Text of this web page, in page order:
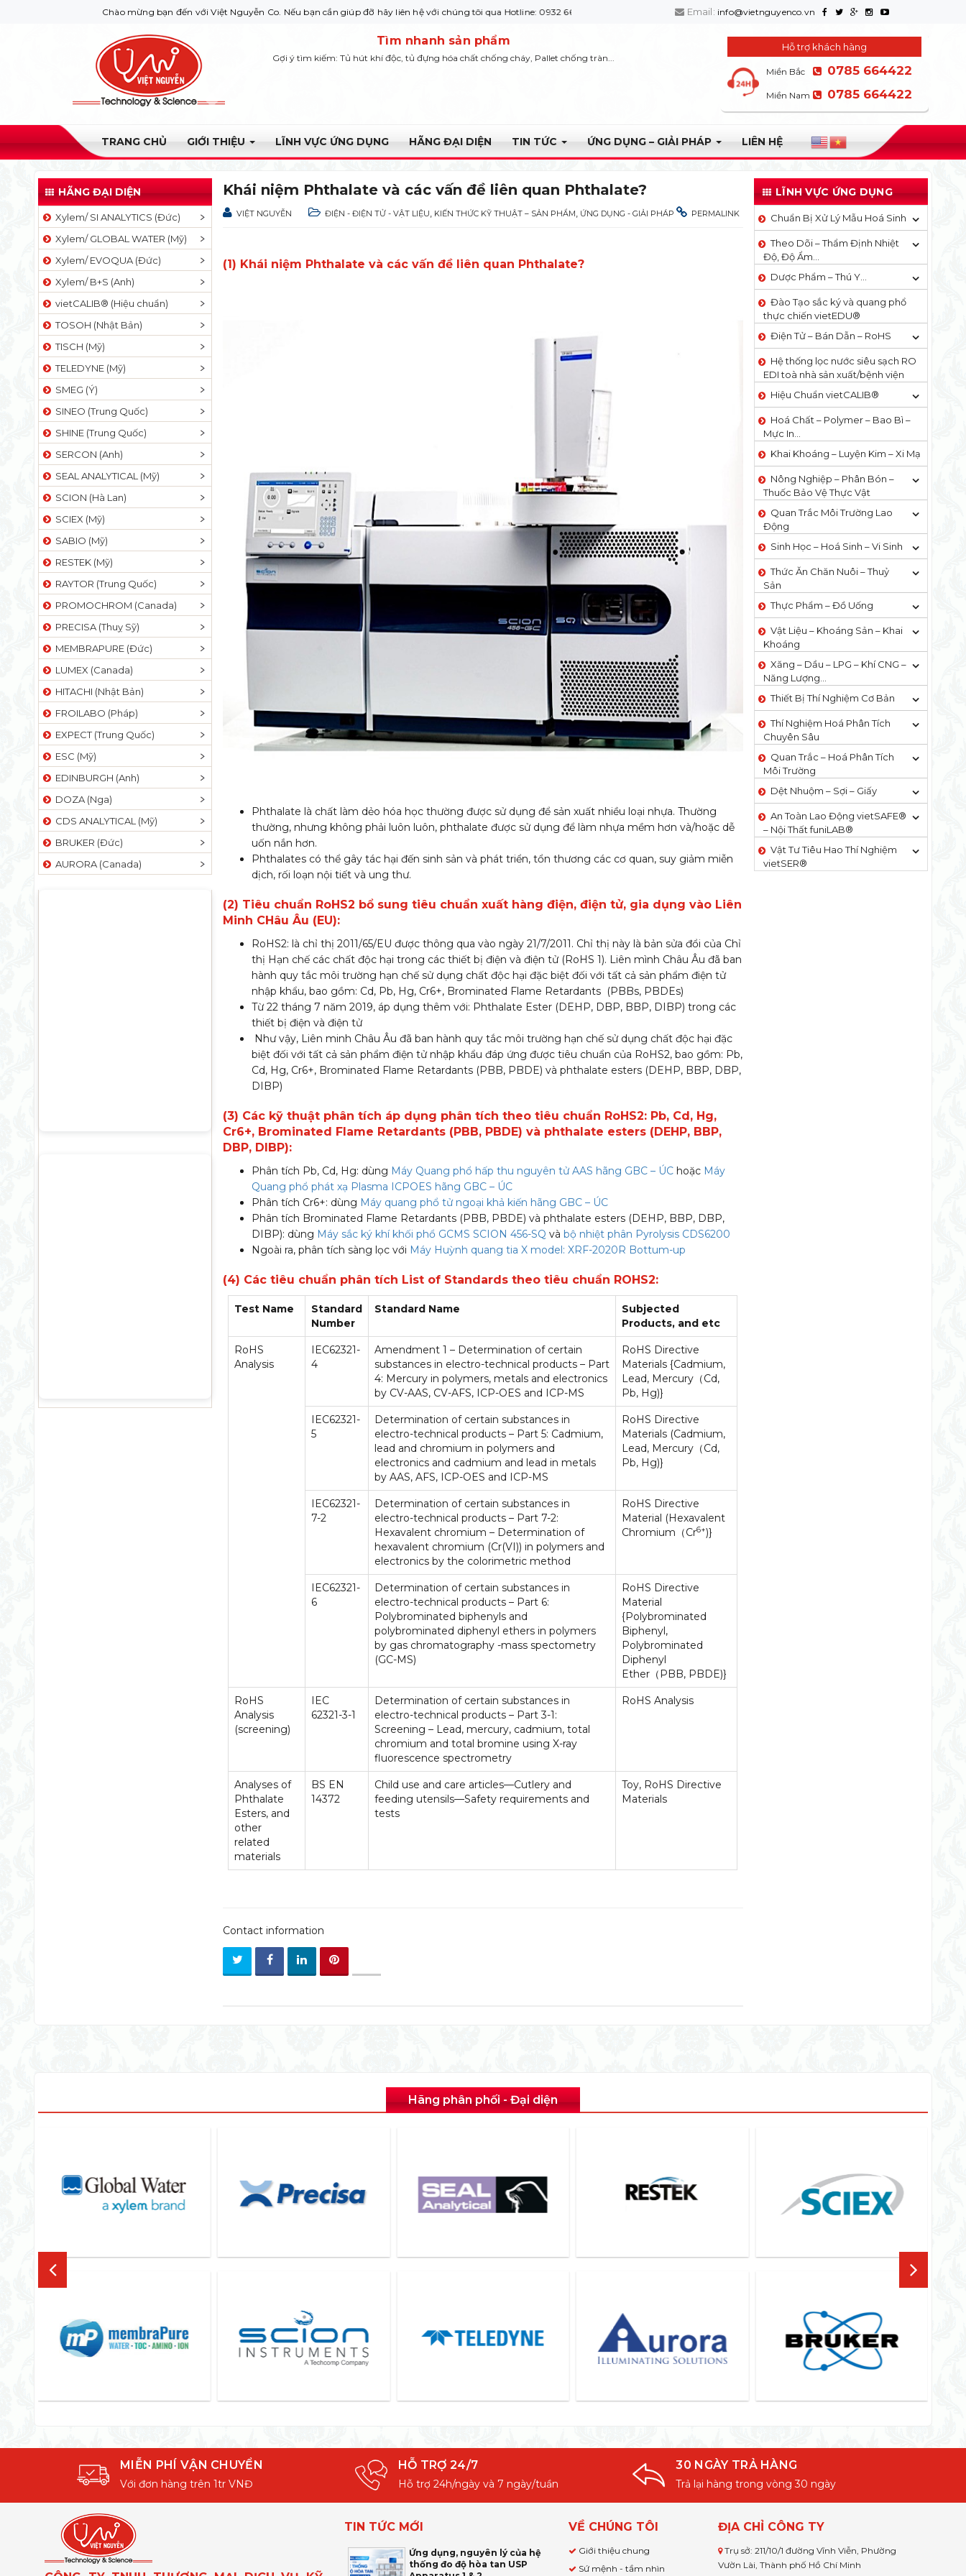
Chào mừng bạn đến với Việt Nguyễn Co. Nếu bạn cần giúp đỡ hãy liên hệ với chúng tôi qua Hotline: 0932 664422 Email: info@vietnguyenco.vn
Tìm nhanh sản phẩm
Gợi ý tìm kiếm: Tủ hút khí độc, tủ đựng hóa chất chống cháy, Pallet chống tràn...
Hỗ trợ khách hàng
Miền Bắc 0785 664422
Miền Nam 0785 664422
TRANG CHỦ GIỚI THIỆU LĨNH VỰC ỨNG DỤNG HÃNG ĐẠI DIỆN TIN TỨC ỨNG DỤNG – GIẢI PHÁP LIÊN HỆ
HÃNG ĐẠI DIỆN
Xylem/ SI ANALYTICS (Đức)
Xylem/ GLOBAL WATER (Mỹ)
Xylem/ EVOQUA (Đức)
Xylem/ B+S (Anh)
vietCALIB® (Hiệu chuẩn)
TOSOH (Nhật Bản)
TISCH (Mỹ)
TELEDYNE (Mỹ)
SMEG (Ý)
SINEO (Trung Quốc)
SHINE (Trung Quốc)
SERCON (Anh)
SEAL ANALYTICAL (Mỹ)
SCION (Hà Lan)
SCIEX (Mỹ)
SABIO (Mỹ)
RESTEK (Mỹ)
RAYTOR (Trung Quốc)
PROMOCHROM (Canada)
PRECISA (Thuỵ Sỹ)
MEMBRAPURE (Đức)
LUMEX (Canada)
HITACHI (Nhật Bản)
FROILABO (Pháp)
EXPECT (Trung Quốc)
ESC (Mỹ)
EDINBURGH (Anh)
DOZA (Nga)
CDS ANALYTICAL (Mỹ)
BRUKER (Đức)
AURORA (Canada)
Khái niệm Phthalate và các vấn đề liên quan Phthalate?
VIỆT NGUYỄN ĐIỆN - ĐIỆN TỬ - VẬT LIỆU KIẾN THỨC KỸ THUẬT – SẢN PHẨM ỨNG DỤNG - GIẢI PHÁP PERMALINK
(1) Khái niệm Phthalate và các vấn đề liên quan Phthalate?
Phthalate là chất làm dẻo hóa học thường được sử dụng để sản xuất nhiều loại nhựa. Thường
thường, nhưng không phải luôn luôn, phthalate được sử dụng để làm nhựa mềm hơn và/hoặc dễ
uốn nắn hơn.
Phthalates có thể gây tác hại đến sinh sản và phát triển, tổn thương các cơ quan, suy giảm miễn
dịch, rối loạn nội tiết và ung thư.
(2) Tiêu chuẩn RoHS2 bổ sung tiêu chuẩn xuất hàng điện, điện tử, gia dụng vào Liên
Minh CHâu Âu (EU):
RoHS2: là chỉ thị 2011/65/EU được thông qua vào ngày 21/7/2011. Chỉ thị này là bản sửa đổi của Chỉ
thị Hạn chế các chất độc hại trong các thiết bị điện và điện tử (RoHS 1). Liên mình Châu Âu đã ban
hành quy tắc môi trường hạn chế sử dụng chất độc hại đặc biệt đối với tất cả sản phẩm điện tử
nhập khẩu, bao gồm: Cd, Pb, Hg, Cr6+, Brominated Flame Retardants (PBBs, PBDEs)
Từ 22 tháng 7 năm 2019, áp dụng thêm với: Phthalate Ester (DEHP, DBP, BBP, DIBP) trong các
thiết bị điện và điện tử
Như vậy, Liên minh Châu Âu đã ban hành quy tắc môi trường hạn chế sử dụng chất độc hại đặc
biệt đối với tất cả sản phẩm điện tử nhập khẩu đáp ứng được tiêu chuẩn của RoHS2, bao gồm: Pb,
Cd, Hg, Cr6+, Brominated Flame Retardants (PBB, PBDE) và phthalate esters (DEHP, BBP, DBP,
DIBP)
(3) Các kỹ thuật phân tích áp dụng phân tích theo tiêu chuẩn RoHS2: Pb, Cd, Hg,
Cr6+, Brominated Flame Retardants (PBB, PBDE) và phthalate esters (DEHP, BBP,
DBP, DIBP):
Phân tích Pb, Cd, Hg: dùng Máy Quang phổ hấp thu nguyên tử AAS hãng GBC – ÚC hoặc Máy
Quang phổ phát xạ Plasma ICPOES hãng GBC – ÚC
Phân tích Cr6+: dùng Máy quang phổ tử ngoại khả kiến hãng GBC – ÚC
Phân tích Brominated Flame Retardants (PBB, PBDE) và phthalate esters (DEHP, BBP, DBP,
DIBP): dùng Máy sắc ký khí khối phổ GCMS SCION 456-SQ vàbộ nhiệt phân Pyrolysis CDS6200
Ngoài ra, phân tích sàng lọc với Máy Huỳnh quang tia X model: XRF-2020R Bottum-up
(4) Các tiêu chuẩn phân tích List of Standards theo tiêu chuẩn ROHS2:
Test Name
Standard
Number
Standard Name
Subjected
Products, and etc
RoHS
Analysis
IEC62321-
4
Amendment 1 – Determination of certain
substances in electro-technical products – Part
4: Mercury in polymers, metals and electronics
by CV-AAS, CV-AFS, ICP-OES and ICP-MS
RoHS Directive
Materials {Cadmium,
Lead, Mercury（Cd,
Pb, Hg)}
IEC62321-
5
Determination of certain substances in
electro-technical products – Part 5: Cadmium,
lead and chromium in polymers and
electronics and cadmium and lead in metals
by AAS, AFS, ICP-OES and ICP-MS
RoHS Directive
Materials (Cadmium,
Lead, Mercury（Cd,
Pb, Hg)}
IEC62321-
7-2
Determination of certain substances in
electro-technical products – Part 7-2:
Hexavalent chromium – Determination of
hexavalent chromium (Cr(VI)) in polymers and
electronics by the colorimetric method
RoHS Directive
Material (Hexavalent
Chromium（Cr6+)}
IEC62321-
6
Determination of certain substances in
electro-technical products – Part 6:
Polybrominated biphenyls and
polybrominated diphenyl ethers in polymers
by gas chromatography -mass spectometry
(GC-MS)
RoHS Directive
Material
{Polybrominated
Biphenyl,
Polybrominated
Diphenyl
Ether（PBB, PBDE)}
RoHS
Analysis
(screening)
IEC
62321-3-1
Determination of certain substances in
electro-technical products – Part 3-1:
Screening – Lead, mercury, cadmium, total
chromium and total bromine using X-ray
fluorescence spectrometry
RoHS Analysis
Analyses of
Phthalate
Esters, and
other
related
materials
BS EN
14372
Child use and care articles—Cutlery and
feeding utensils—Safety requirements and
tests
Toy, RoHS Directive
Materials
Contact information
LĨNH VỰC ỨNG DỤNG
Chuẩn Bị Xử Lý Mẫu Hoá Sinh
Theo Dõi – Thẩm Định Nhiệt
Độ, Độ Ẩm…
Dược Phẩm – Thú Y…
Đào Tạo sắc ký và quang phổ
thực chiến vietEDU®
Điện Tử – Bán Dẫn – RoHS
Hệ thống lọc nước siêu sạch RO
EDI​​ toà nhà sản xuất/bệnh viện
Hiệu Chuẩn vietCALIB®
Hoá Chất – Polymer – Bao Bì –
Mực In…
Khai Khoáng – Luyện Kim – Xi Mạ
Nông Nghiệp – Phân Bón –
Thuốc Bảo Vệ Thực Vật
Quan Trắc Môi Trường Lao
Động
Sinh Học – Hoá Sinh – Vi Sinh
Thức Ăn Chăn Nuôi – Thuỷ
Sản
Thực Phẩm – Đồ Uống
Vật Liệu – Khoáng Sản – Khai
Khoáng
Xăng – Dầu – LPG – Khí CNG –
Năng Lượng…
Thiết Bị Thí Nghiệm Cơ Bản
Thí Nghiệm Hoá Phân Tích
Chuyên Sâu
Quan Trắc – Hoá Phân Tích
Môi Trường
Dệt Nhuộm – Sợi – Giấy
An Toàn Lao Động vietSAFE®
– Nội Thất funiLAB®
Vật Tư Tiêu Hao Thí Nghiệm
vietSER®
Hãng phân phối - Đại diện
MIỄN PHÍ VẬN CHUYỂN
Với đơn hàng trên 1tr VNĐ
HỖ TRỢ 24/7
Hỗ trợ 24h/ngày và 7 ngày/tuần
30 NGÀY TRẢ HÀNG
Trả lại hàng trong vòng 30 ngày
TIN TỨC MỚI
Ứng dụng, nguyên lý của hệ
thống đo độ hòa tan USP
VỀ CHÚNG TÔI
Giới thiệu chung
Sứ mệnh - tầm nhìn
ĐỊA CHỈ CÔNG TY
Trụ sở: 211/10/1 đường Vĩnh Viễn, Phường
Vườn Lài, Thành phố Hồ Chí Minh